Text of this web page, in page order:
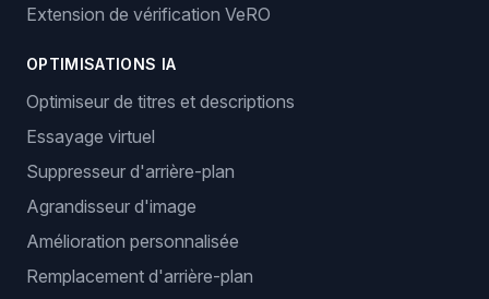
Extension de vérification VeRO
OPTIMISATIONS IA
Optimiseur de titres et descriptions
Essayage virtuel
Suppresseur d'arrière-plan
Agrandisseur d'image
Amélioration personnalisée
Remplacement d'arrière-plan